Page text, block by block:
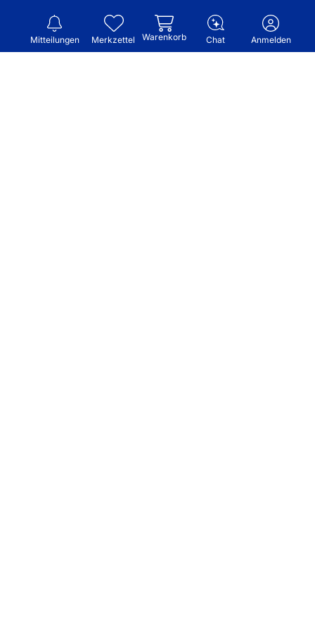
Mitteilungen Merkzettel Warenkorb Chat Anmelden